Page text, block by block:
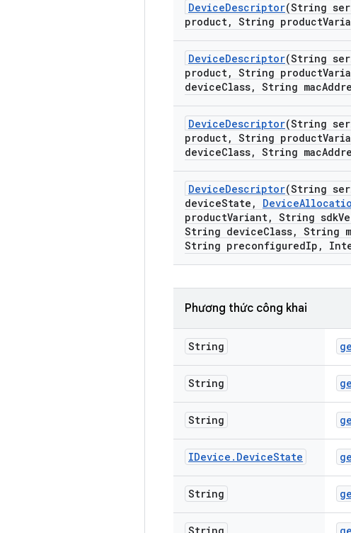
DeviceDescriptor(String
product, String product
DeviceDescriptor(String
product, String product
deviceClass, String mac
DeviceDescriptor(String
product, String product
deviceClass, String mac
DeviceDescriptor(String
deviceState , Device
productVariant, String sdk
String deviceClass, String
String preconfiguredIp ,
Phương thức công khai
String
String
String
IDevice . DeviceState
String